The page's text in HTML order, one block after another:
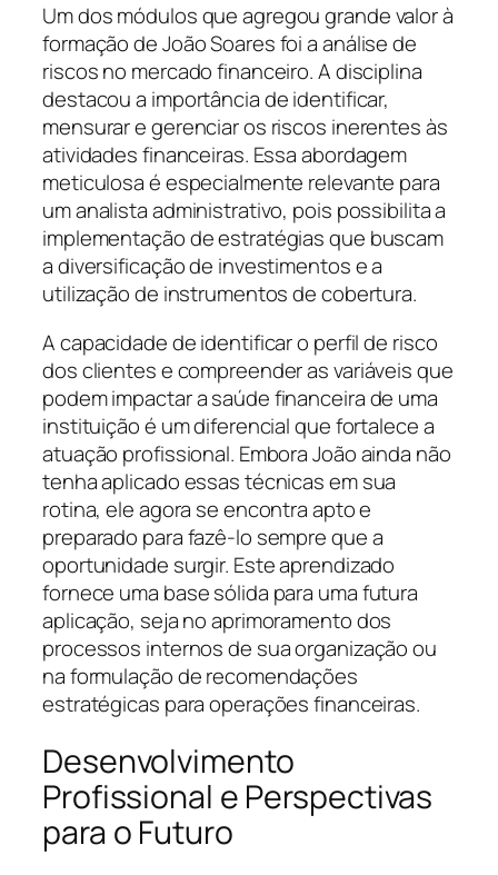
Um dos módulos que agregou grande valor à
formação de João Soares foi a análise de
riscos no mercado financeiro. A disciplina
destacou a importância de identificar,
mensurar e gerenciar os riscos inerentes às
atividades financeiras. Essa abordagem
meticulosa é especialmente relevante para
um analista administrativo, pois possibilita a
implementação de estratégias que buscam
a diversificação de investimentos e a
utilização de instrumentos de cobertura.
A capacidade de identificar o perfil de risco
dos clientes e compreender as variáveis que
podem impactar a saúde financeira de uma
instituição é um diferencial que fortalece a
atuação profissional. Embora João ainda não
tenha aplicado essas técnicas em sua
rotina, ele agora se encontra apto e
preparado para fazê-lo sempre que a
oportunidade surgir. Este aprendizado
fornece uma base sólida para uma futura
aplicação, seja no aprimoramento dos
processos internos de sua organização ou
na formulação de recomendações
estratégicas para operações financeiras.
Desenvolvimento
Profissional e Perspectivas
para o Futuro